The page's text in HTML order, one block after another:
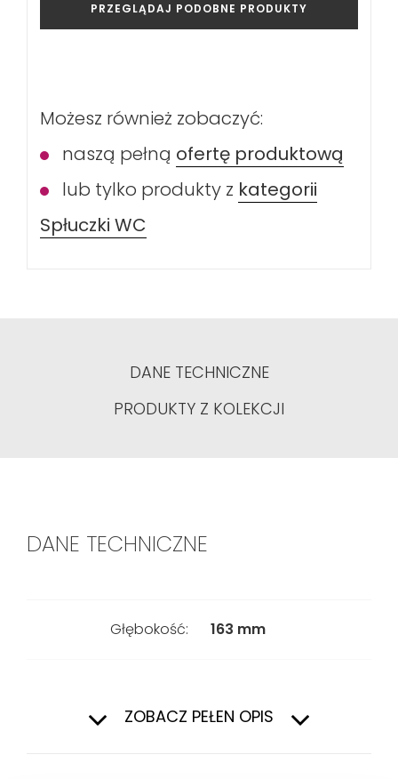
PRZEGLĄDAJ PODOBNE PRODUKTY
Możesz również zobaczyć:
naszą pełną ofertę produktową
lub tylko produkty z kategorii
Spłuczki WC
DANE TECHNICZNE
PRODUKTY Z KOLEKCJI
DANE TECHNICZNE
Głębokość: 163 mm
ZOBACZ PEŁEN OPIS